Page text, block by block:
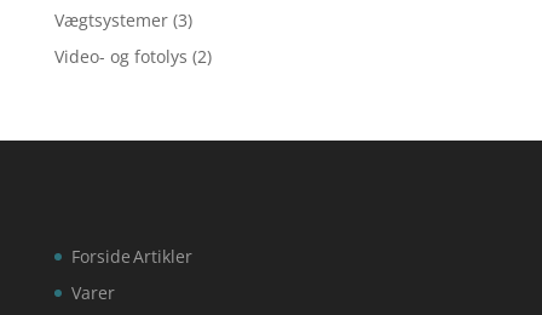
Vægtsystemer (3)
Video- og fotolys (2)
Forside
Varer
Artikler